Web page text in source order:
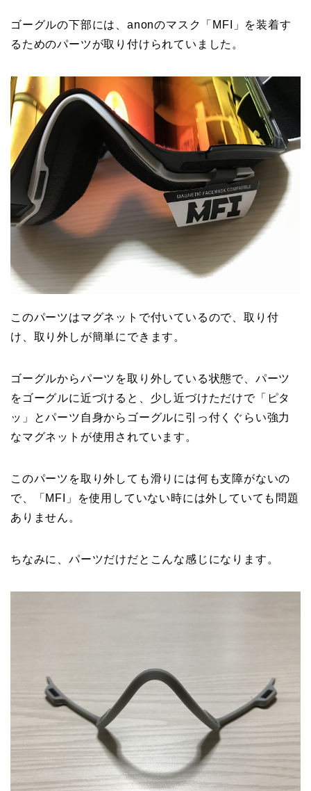
ゴーグルの下部には、anonのマスク「MFI」を装着す
るためのパーツが取り付けられていました。
このパーツはマグネットで付いているので、取り付
け、取り外しが簡単にできます。
ゴーグルからパーツを取り外している状態で、パーツ
をゴーグルに近づけると、少し近づけただけで「ピタ
ッ」とパーツ自身からゴーグルに引っ付くぐらい強力
なマグネットが使用されています。
このパーツを取り外しても滑りには何も支障がないの
で、「MFI」を使用していない時には外していても問題
ありません。
ちなみに、パーツだけだとこんな感じになります。